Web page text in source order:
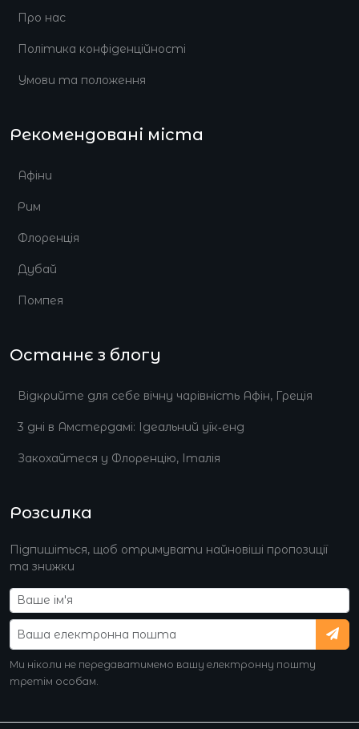
Про нас
Політика конфіденційності
Умови та положення
Рекомендовані міста
Афіни
Рим
Флоренція
Дубай
Помпея
Останнє з блогу
Відкрийте для себе вічну чарівність Афін, Греція
3 дні в Амстердамі: Ідеальний уїк‑енд
Закохайтеся у Флоренцію, Італія
Розсилка
Підпишіться, щоб отримувати найновіші пропозиції
та знижки
Ми ніколи не передаватимемо вашу електронну пошту
третім особам.